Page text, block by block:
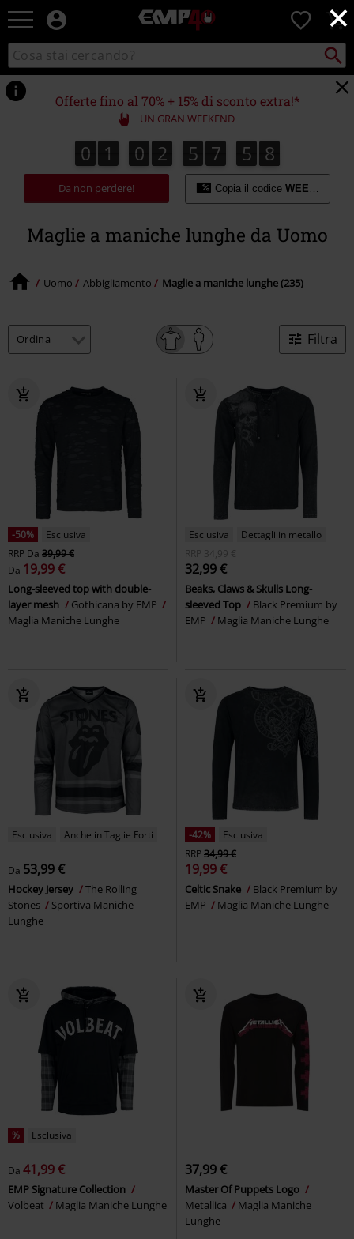
×
EMP
Musica,
Serie
TV
&
Videogame
merch
Abbigliamento
Alternativo
0
Cerca
nel
catalogo
Cerca
Punto
di
ritiro
Offerte fino al 70% + 15% di sconto extra!*
UN GRAN WEEKEND
0
0 1
1 0
0 2
2 5
5 7
8
7 5
0
5 6
7
6
8
7
Da non perdere! Copia il codice WEEKEND
Maglie a maniche lunghe da Uomo
Uomo Abbigliamento Maglie a maniche lunghe (235)
Filtra
-50%
Esclusiva
RRP Da 39,99 €
Da 19,99 €
Long-sleeved top with double-
layer mesh
Gothicana by EMP
Maglia Maniche Lunghe
Esclusiva
Dettagli in metallo
RRP
34,99 €
32,99 €
Beaks, Claws & Skulls Long-
sleeved Top
Black Premium by
EMP
Maglia Maniche Lunghe
Esclusiva Anche in Taglie Forti
Da 53,99 €
Hockey Jersey
The Rolling
Stones
Sportiva Maniche
Lunghe
-42%
Esclusiva
RRP34,99 €
19,99 €
Celtic Snake
Black Premium by
EMP
Maglia Maniche Lunghe
% Esclusiva
Da 41,99 €
EMP Signature Collection
Volbeat
Maglia Maniche Lunghe
37,99 €
Master Of Puppets Logo
Metallica
Maglia Maniche
Lunghe